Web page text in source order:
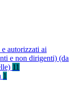
autorizzati ai
e non dirigenti) (da
11
1